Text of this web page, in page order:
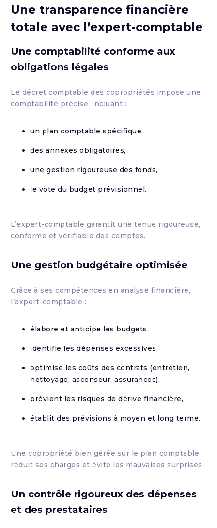
Une transparence financière
totale avec l’expert-comptable
Une comptabilité conforme aux
obligations légales
Le décret comptable des copropriétés impose une
comptabilité précise, incluant :
un plan comptable spécifique,
des annexes obligatoires,
une gestion rigoureuse des fonds,
le vote du budget prévisionnel.
L’expert-comptable garantit une tenue rigoureuse,
conforme et vérifiable des comptes.
Une gestion budgétaire optimisée
Grâce à ses compétences en analyse financière,
l’expert-comptable :
élabore et anticipe les budgets,
identifie les dépenses excessives,
optimise les coûts des contrats (entretien,
nettoyage, ascenseur, assurances),
prévient les risques de dérive financière,
établit des prévisions à moyen et long terme.
Une copropriété bien gérée sur le plan comptable
réduit ses charges et évite les mauvaises surprises.
Un contrôle rigoureux des dépenses
et des prestataires